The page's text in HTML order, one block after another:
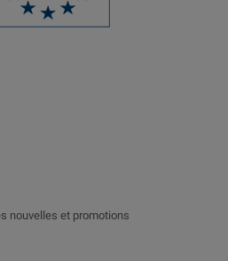
nouvelles et promotions